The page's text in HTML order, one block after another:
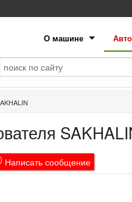
О машине
Написатьсообщение